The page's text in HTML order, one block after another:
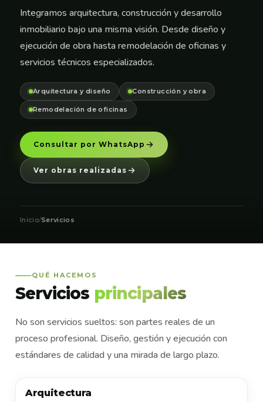
Integramos arquitectura, construcción y desarrollo
inmobiliario bajo una misma visión. Desde diseño y
ejecución de obra hasta remodelación de oficinas y
servicios técnicos especializados.
Arquitectura y diseño Construcción y obra
Remodelación de oficinas
Consultar por WhatsApp
Ver obras realizadas
Inicio/Servicios
QUÉ HACEMOS
Servicios principales
No son servicios sueltos: son partes reales de un
proceso profesional. Diseño, gestión y ejecución con
estándares de calidad y una mirada de largo plazo.
Arquitectura